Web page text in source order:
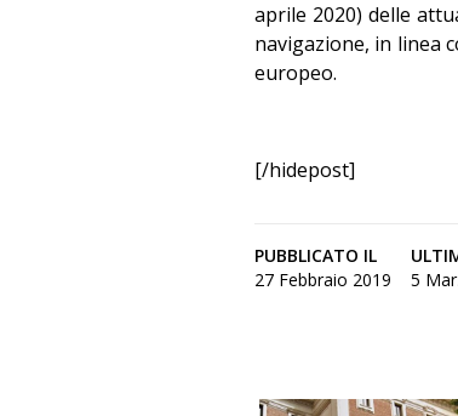
aprile 2020) delle
navigazione, in linea
europeo.
[/hidepost]
PUBBLICATO IL
27 Febbraio 2019
5